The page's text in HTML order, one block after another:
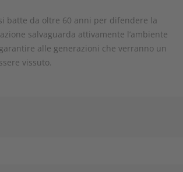
batte da oltre 60 anni per difendere la
salvaguarda attivamente l’ambiente
alle generazioni che verranno un
vissuto.